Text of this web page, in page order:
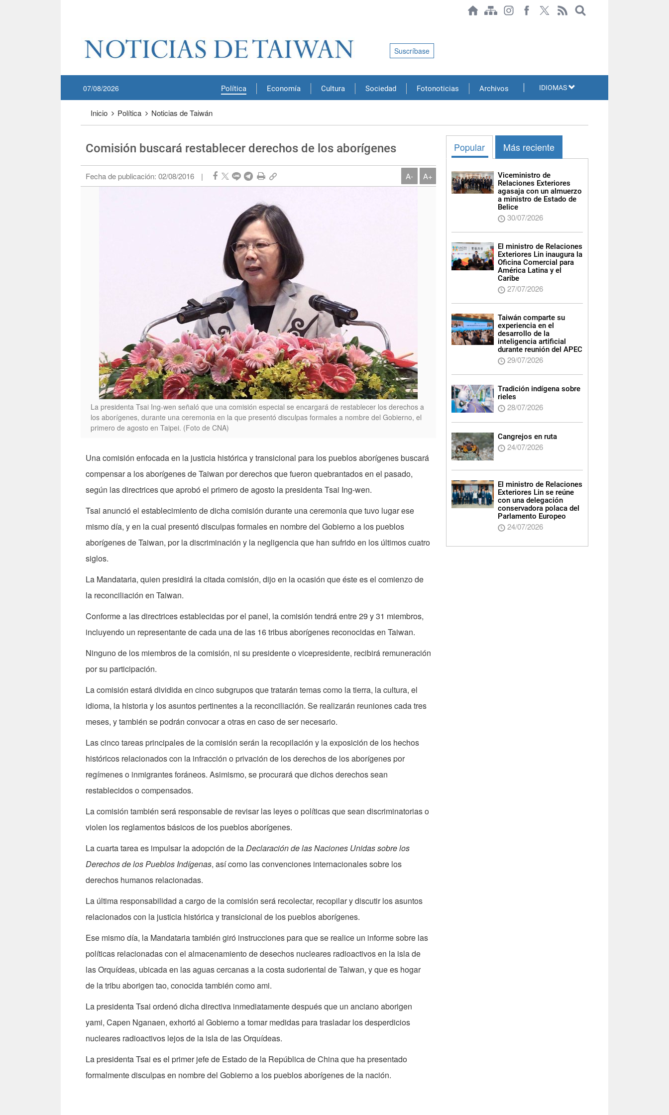
Política Economía Cultura Sociedad Fotonoticias Archivos
07/08/2026
Suscríbase
IDIOMAS
Inicio Política Noticias de Taiwán
Comisión buscará restablecer derechos de los aborígenes
Fecha de publicación: 02/08/2016 | A- A+
La presidenta Tsai Ing-wen señaló que una comisión especial se encargará de restablecer los derechos a
los aborígenes, durante una ceremonia en la que presentó disculpas formales a nombre del Gobierno, el
primero de agosto en Taipei. (Foto de CNA)
Una comisión enfocada en la justicia histórica y transicional para los pueblos aborígenes buscará
compensar a los aborígenes de Taiwan por derechos que fueron quebrantados en el pasado,
según las directrices que aprobó el primero de agosto la presidenta Tsai Ing-wen.
Tsai anunció el establecimiento de dicha comisión durante una ceremonia que tuvo lugar ese
mismo día, y en la cual presentó disculpas formales en nombre del Gobierno a los pueblos
aborígenes de Taiwan, por la discriminación y la negligencia que han sufrido en los últimos cuatro
siglos.
La Mandataria, quien presidirá la citada comisión, dijo en la ocasión que éste es el comienzo de
la reconciliación en Taiwan.
Conforme a las directrices establecidas por el panel, la comisión tendrá entre 29 y 31 miembros,
incluyendo un representante de cada una de las 16 tribus aborígenes reconocidas en Taiwan.
Ninguno de los miembros de la comisión, ni su presidente o vicepresidente, recibirá remuneración
por su participación.
La comisión estará dividida en cinco subgrupos que tratarán temas como la tierra, la cultura, el
idioma, la historia y los asuntos pertinentes a la reconciliación. Se realizarán reuniones cada tres
meses, y también se podrán convocar a otras en caso de ser necesario.
Las cinco tareas principales de la comisión serán la recopilación y la exposición de los hechos
históricos relacionados con la infracción o privación de los derechos de los aborígenes por
regímenes o inmigrantes foráneos. Asimismo, se procurará que dichos derechos sean
restablecidos o compensados.
La comisión también será responsable de revisar las leyes o políticas que sean discriminatorias o
violen los reglamentos básicos de los pueblos aborígenes.
La cuarta tarea es impulsar la adopción de laDeclaración de las Naciones Unidas sobre los
Derechos de los Pueblos Indígenas, así como las convenciones internacionales sobre los
derechos humanos relacionadas.
La última responsabilidad a cargo de la comisión será recolectar, recopilar y discutir los asuntos
relacionados con la justicia histórica y transicional de los pueblos aborígenes.
Ese mismo día, la Mandataria también giró instrucciones para que se realice un informe sobre las
políticas relacionadas con el almacenamiento de desechos nucleares radioactivos en la isla de
las Orquídeas, ubicada en las aguas cercanas a la costa sudoriental de Taiwan, y que es hogar
de la tribu aborigen tao, conocida también como ami.
La presidenta Tsai ordenó dicha directiva inmediatamente después que un anciano aborigen
yami, Capen Nganaen, exhortó al Gobierno a tomar medidas para trasladar los desperdicios
nucleares radioactivos lejos de la isla de las Orquídeas.
La presidenta Tsai es el primer jefe de Estado de la República de China que ha presentado
formalmente disculpas en nombre del Gobierno a los pueblos aborígenes de la nación.
Popular Más reciente
Viceministro de
Relaciones Exteriores
agasaja con un almuerzo
a ministro de Estado de
Belice
30/07/2026
El ministro de Relaciones
Exteriores Lin inaugura la
Oficina Comercial para
América Latina y el
Caribe
27/07/2026
Taiwán comparte su
experiencia en el
desarrollo de la
inteligencia artificial
durante reunión del APEC
29/07/2026
Tradición indígena sobre
rieles
28/07/2026
Cangrejos en ruta
24/07/2026
El ministro de Relaciones
Exteriores Lin se reúne
con una delegación
conservadora polaca del
Parlamento Europeo
24/07/2026